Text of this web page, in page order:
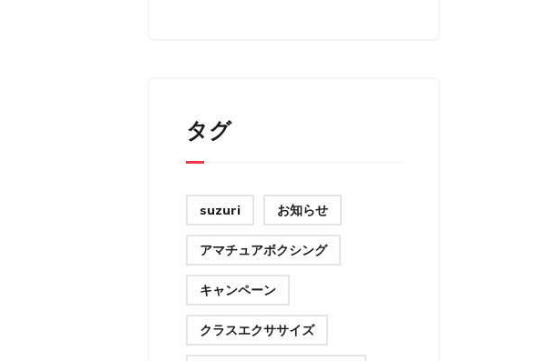
タグ
suzuri お知らせ
アマチュアボクシング
キャンペーン
クラスエクササイズ